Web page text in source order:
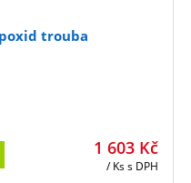
trouba
1 603 Kč
/ Kss DPH